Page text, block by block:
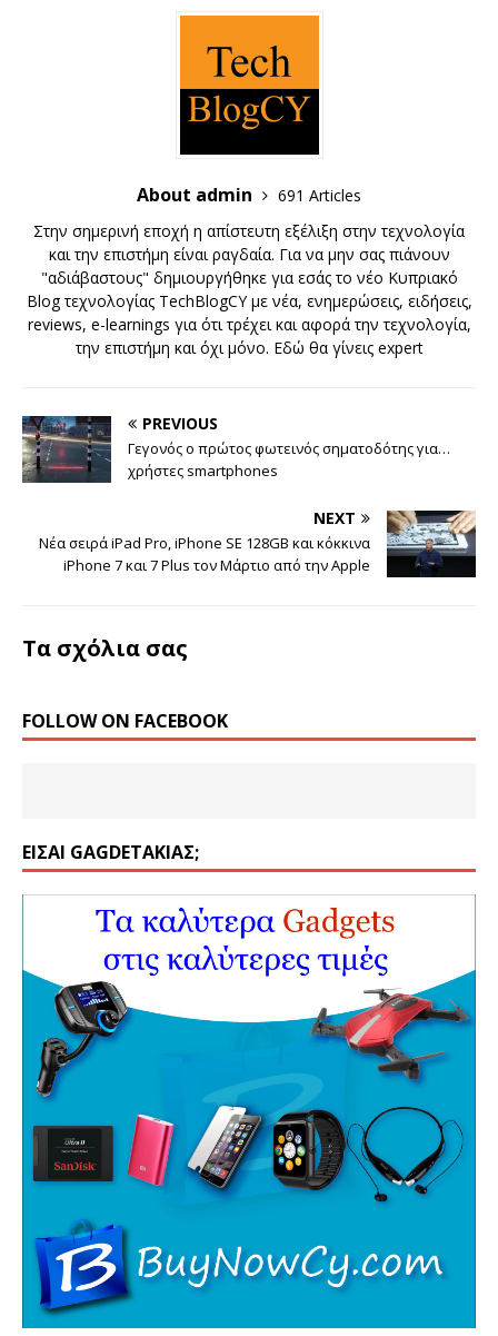
About admin
691 Articles
Στην σημερινή εποχή η απίστευτη εξέλιξη στην τεχνολογία
και την επιστήμη είναι ραγδαία. Για να μην σας πιάνουν
"αδιάβαστους" δημιουργήθηκε για εσάς το νέο Κυπριακό
Blog τεχνολογίας TechBlogCY με νέα, ενημερώσεις, ειδήσεις,
reviews, e-learnings για ότι τρέχει και αφορά την τεχνολογία,
την επιστήμη και όχι μόνο. Εδώ θα γίνεις expert
PREVIOUS
Γεγονός ο πρώτος φωτεινός σηματοδότης για…
χρήστες smartphones
NEXT
Νέα σειρά iPad Pro, iPhone SE 128GB και κόκκινα
iPhone 7 και 7 Plus τον Μάρτιο από την Apple
Τα σχόλια σας
FOLLOW ON FACEBOOK
ΕΊΣΑΙ GAGDETΆΚΙΑΣ;